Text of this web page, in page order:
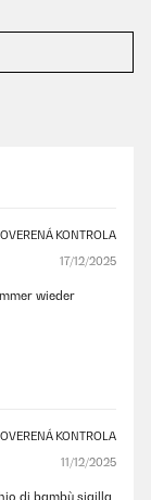
OVERENÁ KONTROLA
17/12/2025
wieder
OVERENÁ KONTROLA
11/12/2025
di bambù sigilla